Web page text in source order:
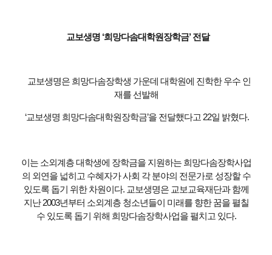
교보생명 ‘희망다솜대학원장학금’ 전달
교보생명은 희망다솜장학생 가운데 대학원에 진학한 우수 인
재를 선발해
‘교보생명 희망다솜대학원장학금’을 전달했다고 22일 밝혔다.
이는 소외계층 대학생에 장학금을 지원하는 희망다솜장학사업
의 외연을 넓히고 수혜자가 사회 각 분야의 전문가로 성장할 수
있도록 돕기 위한 차원이다. 교보생명은 교보교육재단과 함께
지난 2003년부터 소외계층 청소년들이 미래를 향한 꿈을 펼칠
수 있도록 돕기 위해 희망다솜장학사업을 펼치고 있다.